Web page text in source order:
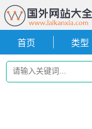
首页 类型